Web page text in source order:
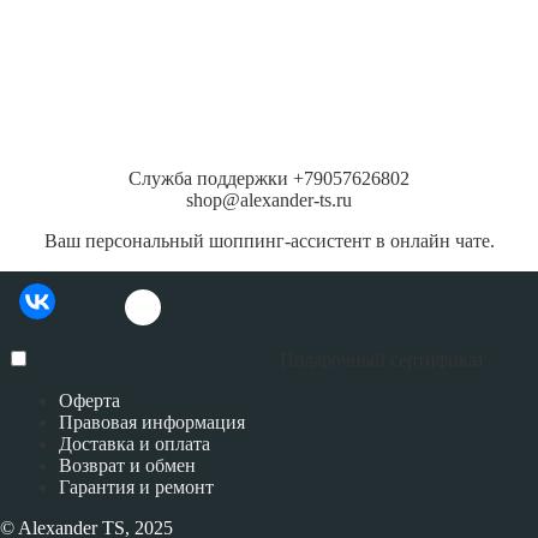
Служба поддержки +79057626802
shop@alexander-ts.ru
Ваш персональный шоппинг-ассистент в онлайн чате.
Оферта
Правовая информация
Доставка и оплата
Возврат и обмен
Гарантия и ремонт
© Alexander TS, 2025